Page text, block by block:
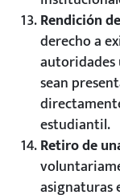
Rendición
derecho a
autoridades
sean
estudiantil.
Retiro de
asignaturas